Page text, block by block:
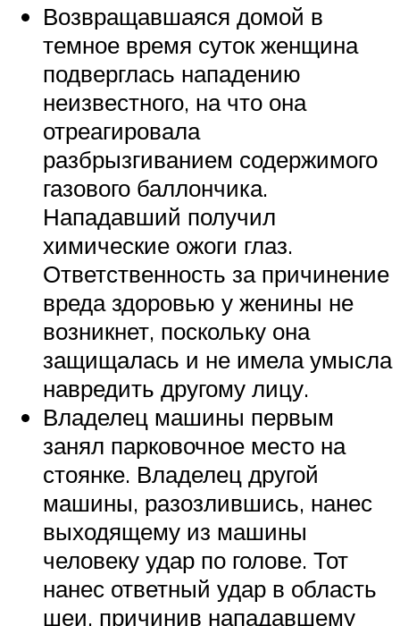
Возвращавшаяся домой в
темное время суток женщина
подверглась нападению
неизвестного, на что она
отреагировала
разбрызгиванием содержимого
газового баллончика.
Нападавший получил
химические ожоги глаз.
Ответственность за причинение
вреда здоровью у женины не
возникнет, поскольку она
защищалась и не имела умысла
навредить другому лицу.
Владелец машины первым
занял парковочное место на
стоянке. Владелец другой
машины, разозлившись, нанес
выходящему из машины
человеку удар по голове. Тот
нанес ответный удар в область
шеи, причинив нападавшему